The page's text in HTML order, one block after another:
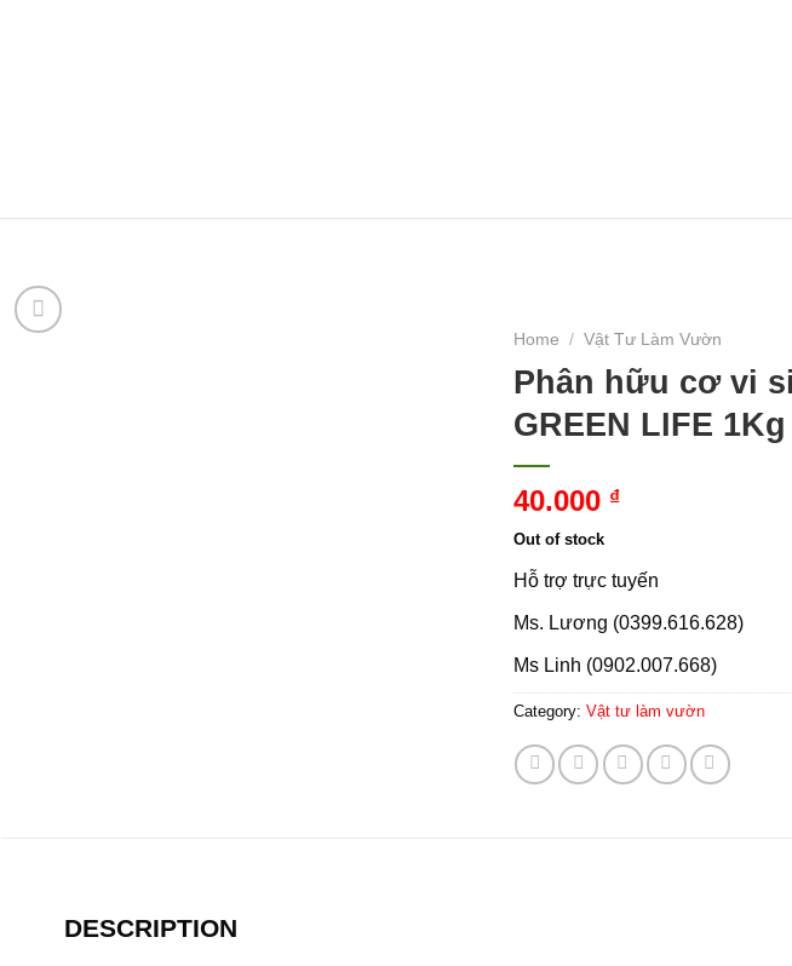
Home / Vật Tư Làm Vườn
Phân hữu cơ vi
GREEN LIFE 1Kg
40.000 ₫
Out of stock
Hỗ trợ trực tuyến
Ms. Lương (0399.616.628)
Ms Linh (0902.007.668)
Category: Vật tư làm vườn
DESCRIPTION